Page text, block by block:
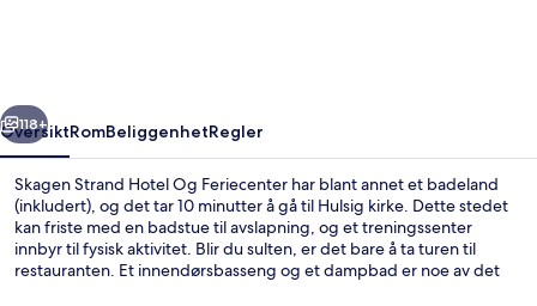
Neste
118+
OversiktRomBeliggenhetRegler
Skagen Strand Hotel Og Feriecenter har blant annet et badeland
(inkludert), og det tar 10 minutter å gå til Hulsig kirke. Dette stedet
kan friste med en badstue til avslapning, og et treningssenter
innbyr til fysisk aktivitet. Blir du sulten, er det bare å ta turen til
restauranten. Et innendørsbasseng og et dampbad er noe av det